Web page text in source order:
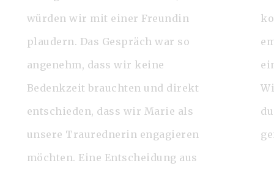
würden wir mit einer Freundin
plaudern. Das Gespräch war so
angenehm, dass wir keine
Bedenkzeit brauchten und direkt
entschieden, dass wir Marie als
unsere Traurednerin engagieren
möchten. Eine Entscheidung aus